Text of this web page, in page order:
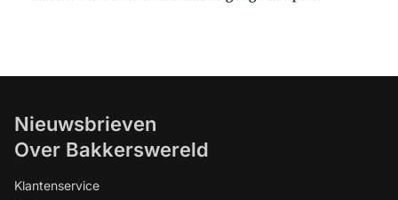
Nieuwsbrieven
Over Bakkerswereld
Klantenservice